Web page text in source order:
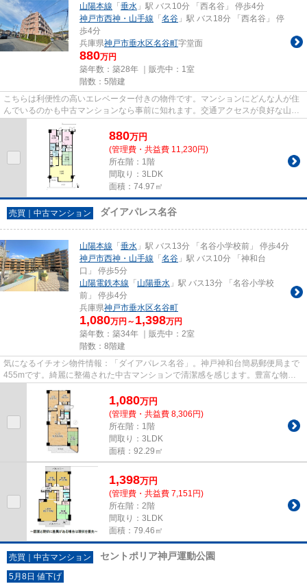
山陽本線 「 垂水 」駅 バス10分 「西名谷」 停歩4分
神戸市西神・山手線 「 名谷 」駅 バス18分 「西名谷」 停
歩4分
兵庫県神戸市垂水区名谷町字堂面
880万円
築年数：築28年 ｜販売中： 1室
階数：5階建
こちらは利便性の高いエレベーター付きの物件です。マンションにどんな人が住
んでいるのかも中古マンションなら事前に知れます。交通アクセスが良好な山陽
本線垂水周辺なら、どこへ行...
880万円
(管理費・共益費 11,230円)
所在階：1階
間取り：3LDK
面積：74.97㎡
売買｜中古マンション ダイアパレス名谷
山陽本線 「 垂水 」駅 バス13分 「名谷小学校前」 停歩4分
神戸市西神・山手線 「 名谷 」駅 バス10分 「神和台
口」 停歩5分
山陽電鉄本線 「 山陽垂水 」駅 バス13分 「名谷小学校
前」 停歩4分
兵庫県神戸市垂水区名谷町
1,080万円～ 1,398万円
築年数：築34年 ｜販売中： 2室
階数：8階建
気になるイチオシ物件情報：「ダイアパレス名谷」。神戸神和台簡易郵便局まで
455mです。綺麗に整備された中古マンションで清潔感を感じます。豊富な物件
1,080万円
(管理費・共益費 8,306円)
所在階：1階
間取り：3LDK
面積：92.29㎡
1,398万円
(管理費・共益費 7,151円)
所在階：2階
間取り：3LDK
面積：79.46㎡
売買｜中古マンション セントポリア神戸運動公園
5月8日 値下げ